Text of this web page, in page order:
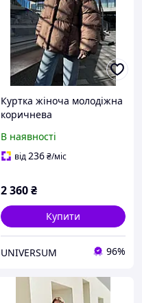
Куртка жіноча молодіжна
коричнева
В наявності
від236₴/міс
2 360₴
Купити
UNIVERSUM 96%